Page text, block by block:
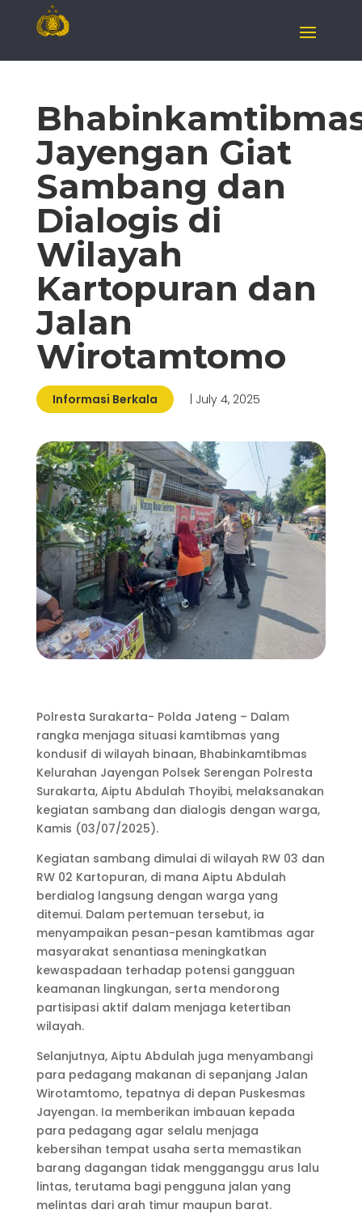
Jayengan Giat
Sambang dan
Dialogis di
Wilayah
Kartopuran dan
Jalan
Wirotamtomo
Informasi Berkala | July 4, 2025
Polresta Surakarta- Polda Jateng – Dalam
rangka menjaga situasi kamtibmas yang
kondusif di wilayah binaan, Bhabinkamtibmas
Kelurahan Jayengan Polsek Serengan Polresta
Surakarta, Aiptu Abdulah Thoyibi, melaksanakan
kegiatan sambang dan dialogis dengan warga,
Kamis (03/07/2025).
Kegiatan sambang dimulai di wilayah RW 03 dan
RW 02 Kartopuran, di mana Aiptu Abdulah
berdialog langsung dengan warga yang
ditemui. Dalam pertemuan tersebut, ia
menyampaikan pesan-pesan kamtibmas agar
masyarakat senantiasa meningkatkan
kewaspadaan terhadap potensi gangguan
keamanan lingkungan, serta mendorong
partisipasi aktif dalam menjaga ketertiban
wilayah.
Selanjutnya, Aiptu Abdulah juga menyambangi
para pedagang makanan di sepanjang Jalan
Wirotamtomo, tepatnya di depan Puskesmas
Jayengan. Ia memberikan imbauan kepada
para pedagang agar selalu menjaga
kebersihan tempat usaha serta memastikan
barang dagangan tidak mengganggu arus lalu
lintas, terutama bagi pengguna jalan yang
melintas dari arah timur maupun barat.